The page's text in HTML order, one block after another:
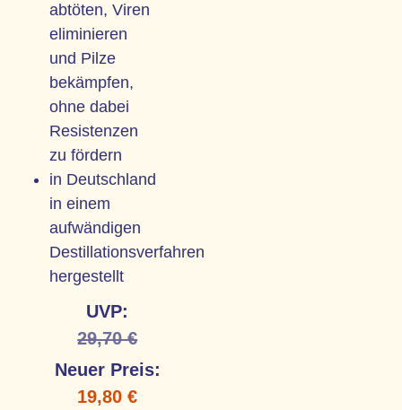
abtöten, Viren
eliminieren
und Pilze
bekämpfen,
ohne dabei
Resistenzen
zu fördern
in Deutschland
in einem
aufwändigen
Destillationsverfahren
hergestellt
UVP:
29,70€
Neuer Preis:
19,80€